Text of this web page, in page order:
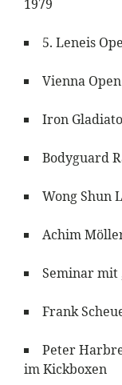
1979
5. Leneis
Vienna
Iron
Bodyguard
Wong Shun
Achim
Seminar mit
Frank
Peter
im Kickboxen